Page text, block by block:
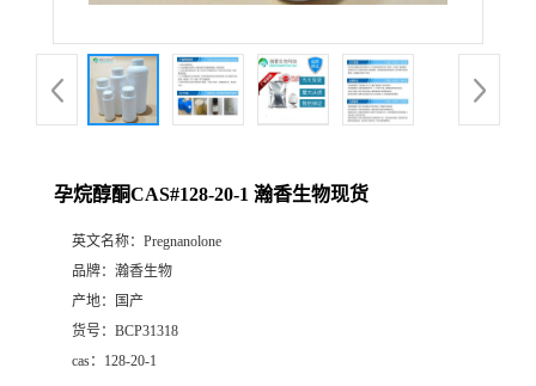
孕烷醇酮CAS#128-20-1 瀚香生物现货
英文名称： Pregnanolone
品牌： 瀚香生物
产地：
国产
货号： BCP31318
cas： 128-20-1